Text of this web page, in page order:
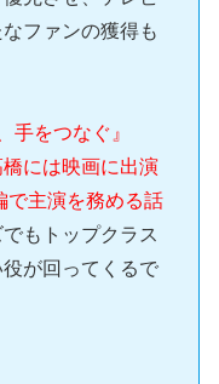
ファンの獲得も
手をつなぐ』
橋には映画に出演
で主演を務める話
もトップクラス
が回ってくるで